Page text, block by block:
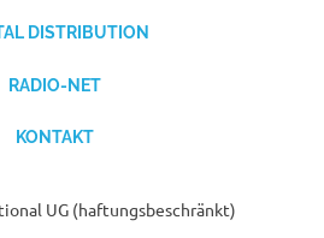
DISTRIBUTION
RADIO-NET
KONTAKT
UG (haftungsbeschränkt)